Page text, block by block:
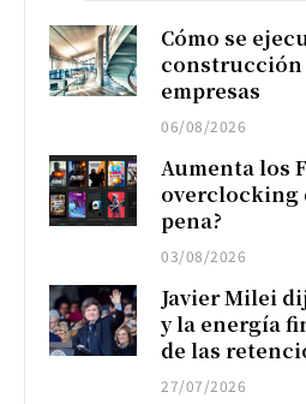
Cómo se
construcción
empresas
06/08/2026
Aumenta los
overclocking
pena?
03/08/2026
Javier Milei
y la energía
de las
27/07/2026